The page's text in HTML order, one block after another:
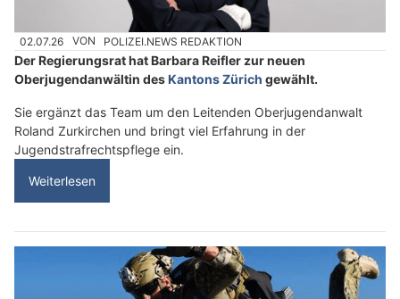
02.07.26 VON POLIZEI.NEWS REDAKTION
Der Regierungsrat hat Barbara Reifler zur neuen
Oberjugendanwältin desKantons Zürich gewählt.
Sie ergänzt das Team um den Leitenden Oberjugendanwalt
Roland Zurkirchen und bringt viel Erfahrung in der
Jugendstrafrechtspflege ein.
Weiterlesen